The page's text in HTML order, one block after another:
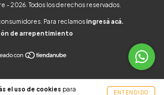
el uso de cookies para
ENTENDIDO
- 2026. Todos los derechos reservados.
Para reclamosingresá acá.
de arrepentimiento